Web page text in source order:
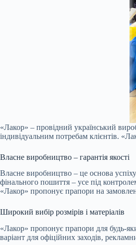
«Лакор» – провідний український
індивідуальним потребам клієнтів.
Власне виробництво – гарантія якості
Власне виробництво – це основа
фінального пошиття – усе під
«Лакор» пропонує прапори на
Широкий вибір розмірів і матеріалів
«Лакор» пропонує прапори для будь-
варіант для офіційних заходів,